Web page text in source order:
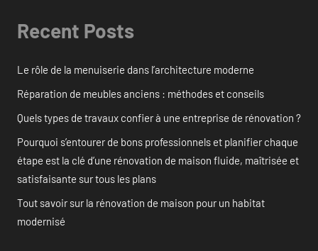
Recent Posts
Le rôle de la menuiserie dans l’architecture moderne
Réparation de meubles anciens : méthodes et conseils
Quels types de travaux confier à une entreprise de rénovation ?
Pourquoi s’entourer de bons professionnels et planifier chaque
étape est la clé d’une rénovation de maison fluide, maîtrisée et
satisfaisante sur tous les plans
Tout savoir sur la rénovation de maison pour un habitat
modernisé